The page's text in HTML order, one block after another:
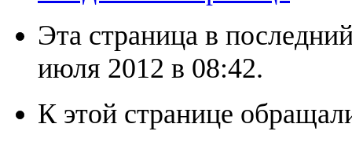
Эта страница в
июля 2012 в 08:42.
К этой странице